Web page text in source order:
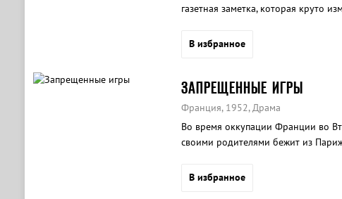
газетная заметка, которая круто
В избранное
ЗАПРЕЩЕННЫЕ ИГРЫ
Франция, 1952, Драма
Во время оккупации Франции во
своими родителями бежит из
Вместе дети хоронят собаку и
В избранное